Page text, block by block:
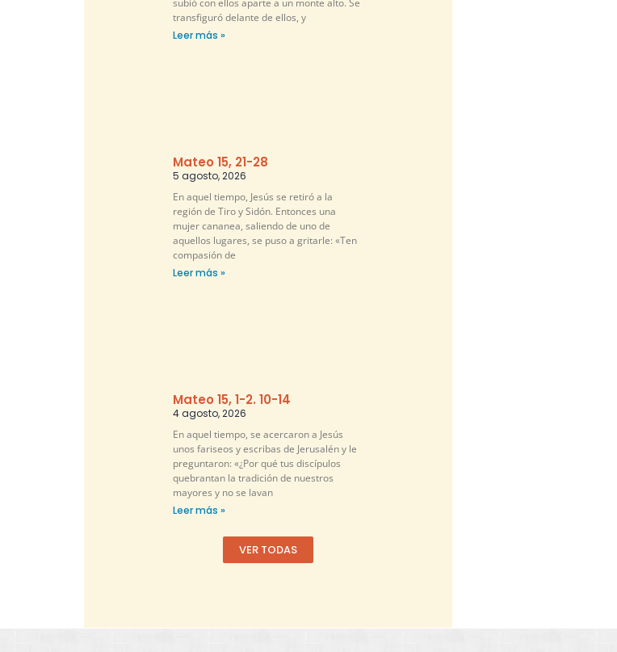
subió con ellos aparte a un monte alto. Se
transfiguró delante de ellos, y
Leer más »
Mateo 15, 21-28
5 agosto, 2026
En aquel tiempo, Jesús se retiró a la
región de Tiro y Sidón. Entonces una
mujer cananea, saliendo de uno de
aquellos lugares, se puso a gritarle: «Ten
compasión de
Leer más »
Mateo 15, 1-2. 10-14
4 agosto, 2026
En aquel tiempo, se acercaron a Jesús
unos fariseos y escribas de Jerusalén y le
preguntaron: «¿Por qué tus discípulos
quebrantan la tradición de nuestros
mayores y no se lavan
Leer más »
VER TODAS